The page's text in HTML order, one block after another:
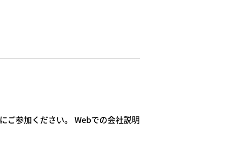
ご参加ください。 Webでの会社説明